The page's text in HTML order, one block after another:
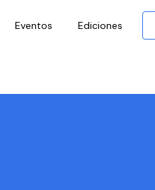
Eventos Ediciones